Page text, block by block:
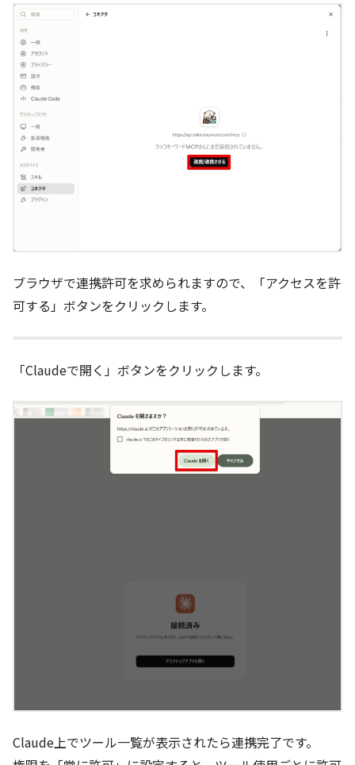
ブラウザで連携許可を求められますので、「アクセスを許
可する」ボタンをクリックします。
「Claudeで開く」ボタンをクリックします。
Claude上でツール一覧が表示されたら連携完了です。